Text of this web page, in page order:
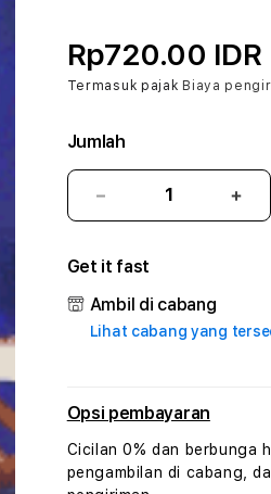
Rp720.00 IDR
Termasuk pajak Biaya
Jumlah
Kurangi
jumlah
BOS55
#1
ASTP
AGR
Rekayasa
dan
Solusi
dan
Get it fast
Ambil di cabang
Lihat cabang yang
Opsi pembayaran
Cicilan 0% dan berbunga
pengambilan di cabang,